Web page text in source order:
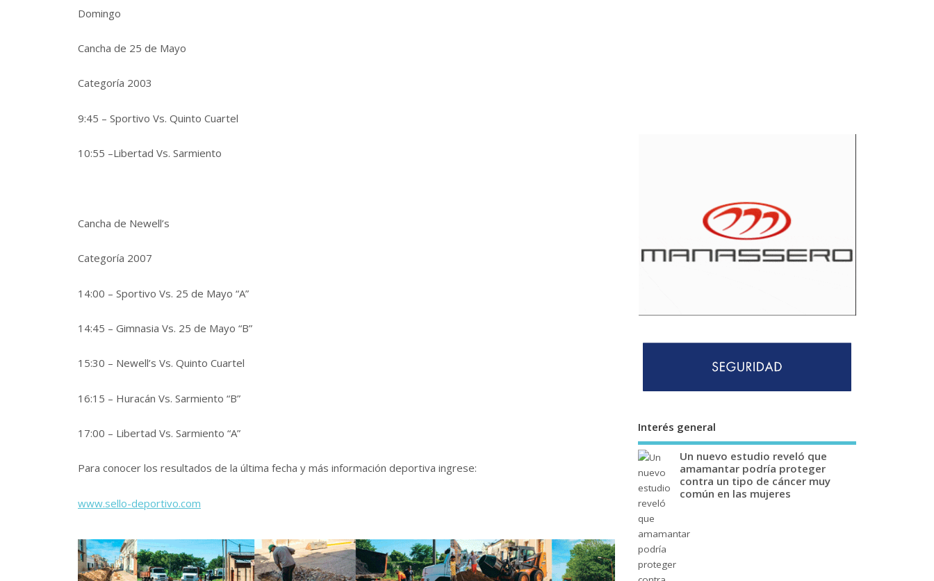
Domingo
Cancha de 25 de Mayo
Categoría 2003
9:45 – Sportivo Vs. Quinto Cuartel
10:55 –Libertad Vs. Sarmiento
Cancha de Newell’s
Categoría 2007
14:00 – Sportivo Vs. 25 de Mayo “A”
14:45 – Gimnasia Vs. 25 de Mayo “B”
15:30 – Newell’s Vs. Quinto Cuartel
16:15 – Huracán Vs. Sarmiento “B”
17:00 – Libertad Vs. Sarmiento “A”
Para conocer los resultados de la última fecha y más información deportiva ingrese:
www.sello-deportivo.com
Interés general
Un nuevo estudio reveló que
amamantar podría proteger
contra un tipo de cáncer muy
común en las mujeres